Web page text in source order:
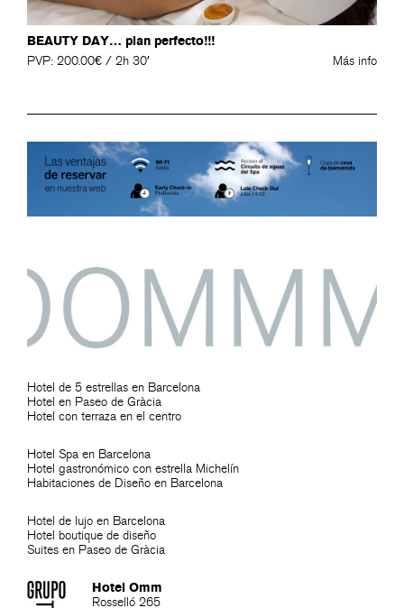
BEAUTY DAY… plan perfecto!!!
PVP: 200.00€ / 2h 30′
Más info
Hotel de 5 estrellas en Barcelona
Hotel en Paseo de Gràcia
Hotel con terraza en el centro
Hotel Spa en Barcelona
Hotel gastronómico con estrella Michelín
Habitaciones de Diseño en Barcelona
Hotel de lujo en Barcelona
Hotel boutique de diseño
Suites en Paseo de Gràcia
Hotel Omm
Rosselló 265